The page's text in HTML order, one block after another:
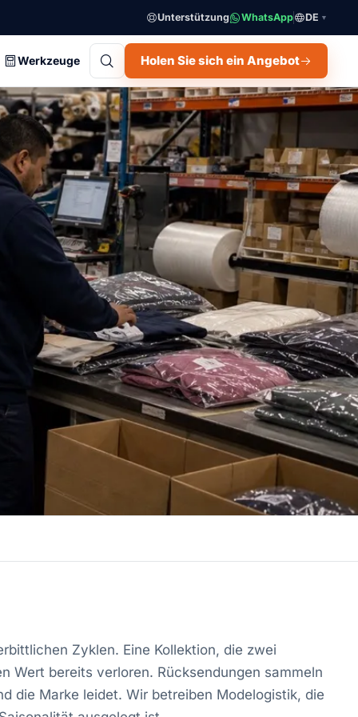
Unterstützung WhatsApp DE ▼
Werkzeuge Holen Sie sich ein Angebot
Zyklen. Eine Kollektion, die zwei
Wert bereits verloren. Rücksendungen sammeln
die Marke leidet. Wir betreiben Modelogistik, die